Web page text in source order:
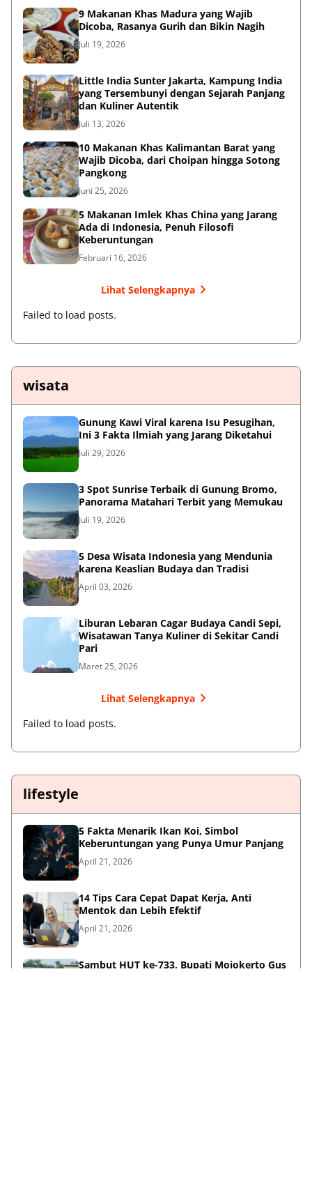
9 Makanan Khas Madura yang Wajib
Dicoba, Rasanya Gurih dan Bikin Nagih
Juli 19, 2026
Little India Sunter Jakarta, Kampung India
yang Tersembunyi dengan Sejarah Panjang
dan Kuliner Autentik
Juli 13, 2026
10 Makanan Khas Kalimantan Barat yang
Wajib Dicoba, dari Choipan hingga Sotong
Pangkong
Juni 25, 2026
5 Makanan Imlek Khas China yang Jarang
Ada di Indonesia, Penuh Filosofi
Keberuntungan
Februari 16, 2026
Lihat Selengkapnya
Failed to load posts.
wisata
Gunung Kawi Viral karena Isu Pesugihan,
Ini 3 Fakta Ilmiah yang Jarang Diketahui
Juli 29, 2026
3 Spot Sunrise Terbaik di Gunung Bromo,
Panorama Matahari Terbit yang Memukau
Juli 19, 2026
5 Desa Wisata Indonesia yang Mendunia
karena Keaslian Budaya dan Tradisi
April 03, 2026
Liburan Lebaran Cagar Budaya Candi Sepi,
Wisatawan Tanya Kuliner di Sekitar Candi
Pari
Maret 25, 2026
Lihat Selengkapnya
Failed to load posts.
lifestyle
5 Fakta Menarik Ikan Koi, Simbol
Keberuntungan yang Punya Umur Panjang
April 21, 2026
14 Tips Cara Cepat Dapat Kerja, Anti
Mentok dan Lebih Efektif
April 21, 2026
Sambut HUT ke-733, Bupati Mojokerto Gus